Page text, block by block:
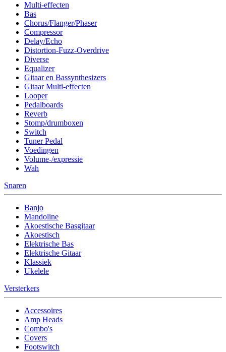
Multi-effecten
Bas
Chorus/Flanger/Phaser
Compressor
Delay/Echo
Distortion-Fuzz-Overdrive
Diverse
Equalizer
Gitaar en Bassynthesizers
Gitaar Multi-effecten
Looper
Pedalboards
Reverb
Stomp/drumboxen
Switch
Tuner Pedal
Voedingen
Volume-/expressie
Wah
Snaren
Banjo
Mandoline
Akoestische Basgitaar
Akoestisch
Elektrische Bas
Elektrische Gitaar
Klassiek
Ukelele
Versterkers
Accessoires
Amp Heads
Combo's
Covers
Footswitch